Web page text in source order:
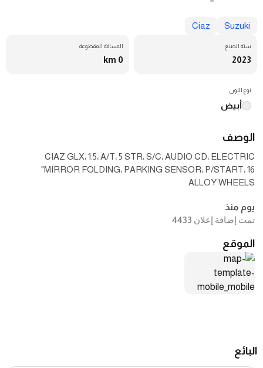
Suzuki
Ciaz
سنة الصنع
2023
المسافة المقطوعة
0 km
نوع اللون
أبيض
الوصف
ALLOY WHEELS
يوم منذ
تمت إضافة إعلان 4433
الموقع
البائع